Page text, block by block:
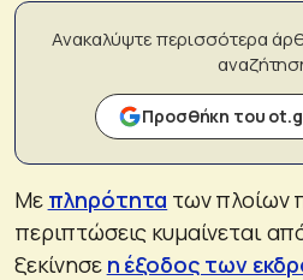
Ανακαλύψτε περισσότερα
Προσθήκη του
Με πληρότητα των πλοίων
περιπτώσεις κυμαίνεται
ξεκίνησε η έξοδος των